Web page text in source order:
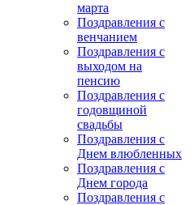
марта
Поздравления с
венчанием
Поздравления с
выходом на
пенсию
Поздравления с
годовщиной
свадьбы
Поздравления с
Днем влюбленных
Поздравления с
Днем города
Поздравления с